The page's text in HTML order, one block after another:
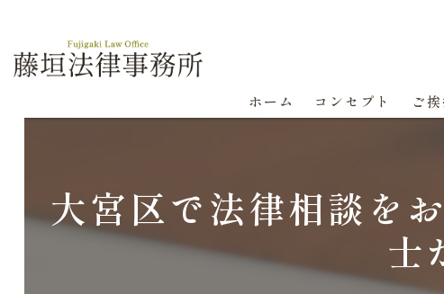
ホーム コンセプト ご
大宮区で法律相談を
士